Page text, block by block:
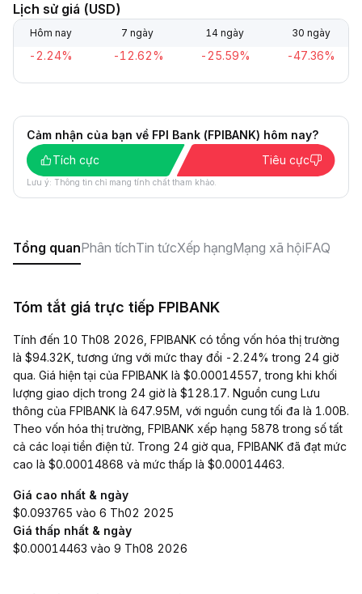
Lịch sử giá (USD)
Hôm nay 7 ngày 14 ngày 30 ngày
-2.24% -12.62% -25.59% -47.36%
Cảm nhận của bạn về FPI Bank (FPIBANK) hôm nay?
Tích cực
Tiêu cực
Lưu ý: Thông tin chỉ mang tính chất tham khảo.
Tổng quanPhân tíchTin tứcXếp hạngMạng xã hộiFAQ
Tóm tắt giá trực tiếp FPIBANK
Tính đến 10 Th08 2026, FPIBANK có tổng vốn hóa thị trường
là $94.32K, tương ứng với mức thay đổi -2.24% trong 24 giờ
qua. Giá hiện tại của FPIBANK là $0.00014557, trong khi khối
lượng giao dịch trong 24 giờ là $128.17. Nguồn cung Lưu
thông của FPIBANK là 647.95M, với nguồn cung tối đa là 1.00B.
Theo vốn hóa thị trường, FPIBANK xếp hạng 5878 trong số tất
cả các loại tiền điện tử. Trong 24 giờ qua, FPIBANK đã đạt mức
cao là $0.00014868 và mức thấp là $0.00014463.
Giá cao nhất & ngày
$0.093765 vào 6 Th02 2025
Giá thấp nhất & ngày
$0.00014463 vào 9 Th08 2026